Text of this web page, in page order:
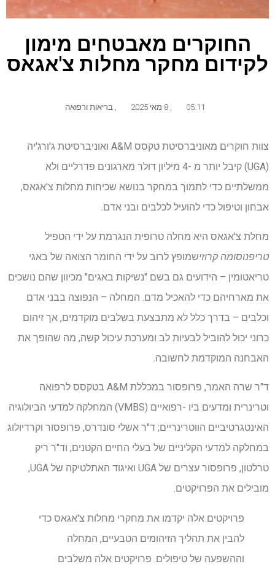
החוקרים מאבטחים מימון
לקידום מחקר מחלות צ'אגאס
05:11 בריאות ורפואה
צוות חוקרים מאוניברסיטת טקסס A&M ואוניברסיטת ג'ורג'יה
(UGA) קיבל יותר מ -4 מיליון דולר מארגונים פדרליים ולא
ממשלתיים כדי לתמוך במחקר בנושא שכיחות מחלות צ'אגאס,
אבחון וטיפול כדי להועיל לכלבים ובני אדם.
מחלת צ'אגאס היא מחלה טרופית הנגרמת על ידי הטפיל
טריפנוסומה קרוזישמופץ לרוב על ידי החומר הצואה של באגי
טריאטומין – הידועים גם בשם "נשיקות באגים" מכיוון שהם נושכים
את מארחיהם כדי להאכיל מדם. המחלה – הנפוצה בבני אדם
וכלבים – בדרך כלל לא מתבצעת בשלבים מוקדמים, אך זיהום
כרוני יכול להוביל לבעיות לב ומערכת עיכול קשה, מה שהופך את
האבחנה המוקדמת לחשובה.
ד"ר שרה האמר, פרופסור במכללת A&M בטקסס לרפואה
וטרינרית ומדעים ביו -רפואיים (VMBS) המחלקה למדעי הביולוגיה
האינטגרטיביים הווטרינריים; ד"ר אשלי סונדרס, פרופסור וקרדיולוג
במחלקה למדעי הקליניים של בעלי החיים הקטנים; וד"ר ריק
טרלטון, פרופסור עצרים של UGA ואיגוד האתלטיקה של UGA,
מובילים את הפרויקטים.
פרויקטים אלה יקדמו את מחקרי מחלות צ'אגאס כדי
להבין את תהליך הזיהומים הטבעיים, המחלה
וההשפעה של טיפולים. פרויקטים אלה משלבים